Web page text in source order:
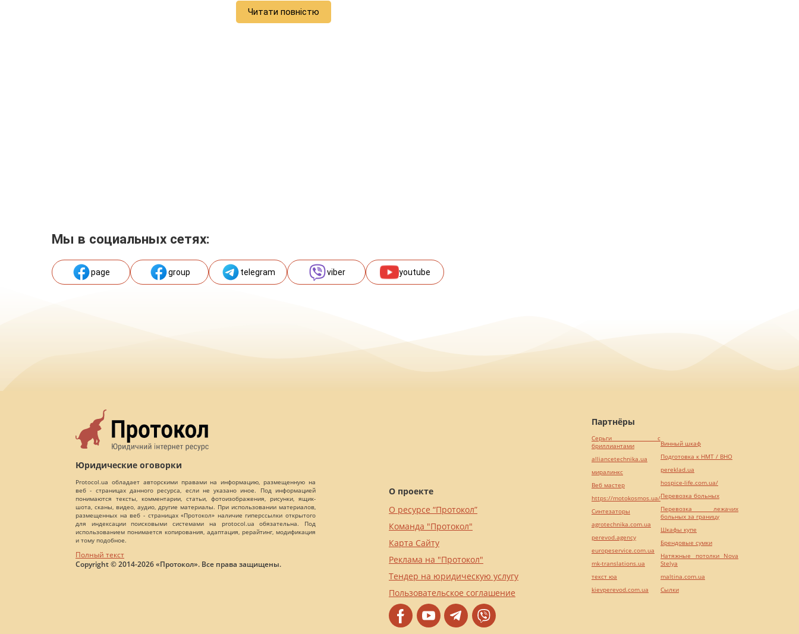
Читати повністю
Мы в социальных сетях:
page group telegram viber youtube
Юридические оговорки
Protocol.ua обладает авторскими правами на информацию, размещенную на
веб - страницах данного ресурса, если не указано иное. Под информацией
понимаются тексты, комментарии, статьи, фотоизображения, рисунки, ящик-
шота, сканы, видео, аудио, другие материалы. При использовании материалов,
размещенных на веб - страницах «Протокол» наличие гиперссылки открытого
для индексации поисковыми системами на protocol.ua обязательна. Под
использованием понимается копирования, адаптация, рерайтинг, модификация
и тому подобное.
Полный текст
Copyright © 2014-2026 «Протокол». Все права защищены.
О проекте
О ресурсе “Протокол”
Команда "Протокол"
Карта Сайту
Реклама на "Протокол"
Тендер на юридическую услугу
Пользовательское соглашение
Партнёры
Серьги с
бриллиантами
alliancetechnika.ua
миралинкс
Веб мастер
https://motokosmos.ua/
Синтезаторы
agrotechnika.com.ua
perevod.agency
europeservice.com.ua
mk-translations.ua
текст юа
kievperevod.com.ua
Винный шкаф
Подготовка к НМТ / ВНО
pereklad.ua
hospice-life.com.ua/
Перевозка больных
Перевозка лежачих
больных за границу
Шкафы купе
Брендовые сумки
Натяжные потолки Nova
Stelya
maltina.com.ua
Cылки